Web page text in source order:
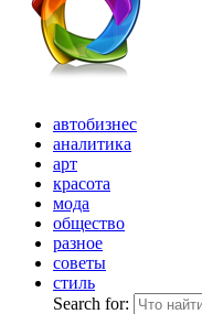
автобизнес
аналитика
арт
красота
мода
общество
разное
советы
стиль
Search for: